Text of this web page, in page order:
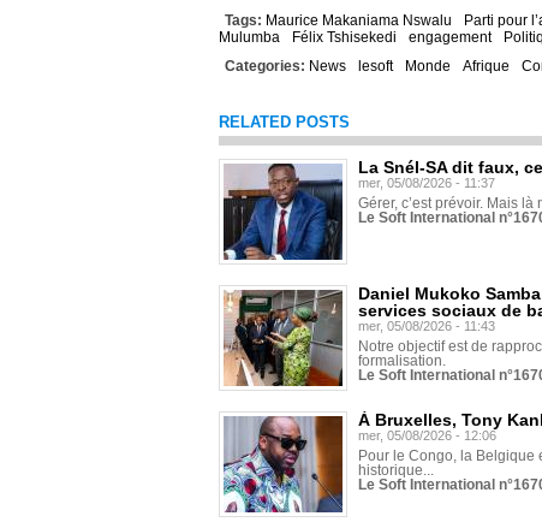
Tags: Maurice Makaniama Nswalu Parti pour
Mulumba
Félix Tshisekedi engagement
Categories: News lesoft Monde Afrique
RELATED POSTS
La Snél-SA dit faux,
mer, 05/08/2026 - 11:37
Gérer, c’est prévoir. Mais
Le Soft International
Daniel Mukoko
services sociaux de
mer, 05/08/2026 - 11:43
Notre objectif est de
formalisation.
Le Soft International
À Bruxelles, Tony
mer, 05/08/2026 - 12:06
Pour le Congo, la Belgique
historique...
Le Soft International